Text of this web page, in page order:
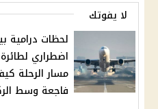
لا يفوتك
لحظات درامية
اضطراري
مسار الرحلة
فاجعة وسط